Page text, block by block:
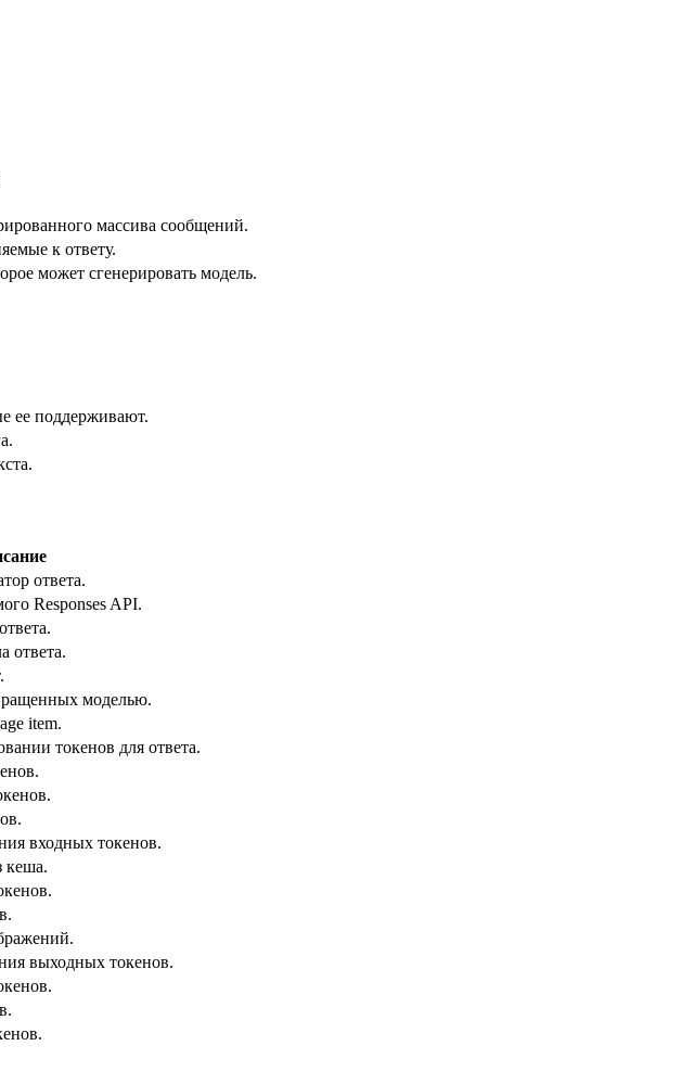
массива сообщений.
к ответу.
может сгенерировать модель.
ее поддерживают.
ответа.
Responses API.
ответа.
моделью.
item.
токенов для ответа.
входных токенов.
кеша.
выходных токенов.